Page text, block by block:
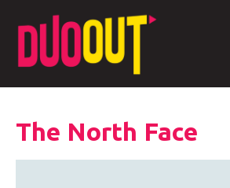
The North Face